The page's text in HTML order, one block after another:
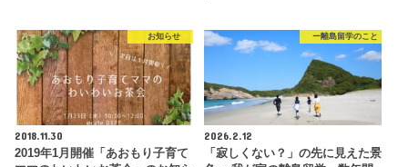
お知らせ
2018.11.30
2019年1月開催「あおもり子育て
ー離島留学のこと
2026.2.12
「寂しくない？」の先に見えた景